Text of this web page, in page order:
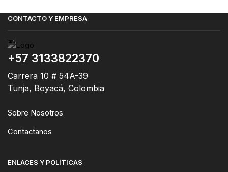
CONTACTO Y EMPRESA
+57 3133822370
Carrera 10 # 54A-39
Tunja, Boyacá, Colombia
Sobre Nosotros
Contactanos
ENLACES Y POLÍTICAS